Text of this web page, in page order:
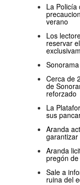
La Policía
verano
Los
reservar
Cerca de
de
reforzado
La
sus
Aranda
Aranda
pregón
Sale a
ruina del